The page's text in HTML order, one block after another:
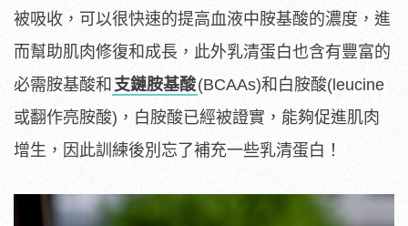
被吸收，可以很快速的提高血液中胺基酸的濃度，進
而幫助肌肉修復和成長，此外乳清蛋白也含有豐富的
必需胺基酸和 支鏈胺基酸(BCAAs)和白胺酸(leucine
或翻作亮胺酸)，白胺酸已經被證實，能夠促進肌肉
增生，因此訓練後別忘了補充一些乳清蛋白！